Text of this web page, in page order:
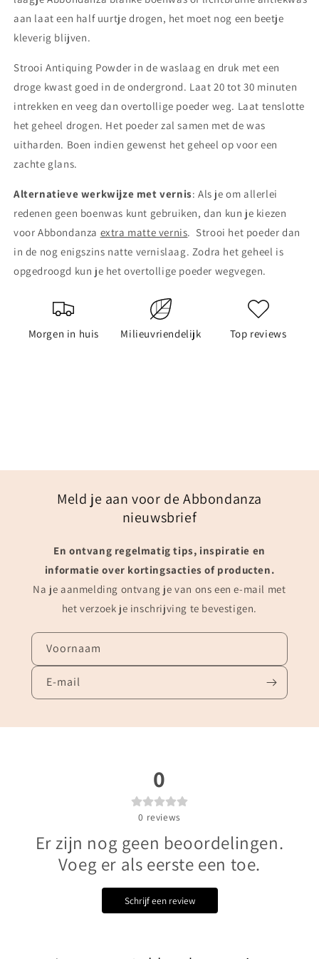
aan laat een half uurtje drogen, het moet nog een beetje
kleverig blijven.
Strooi Antiquing Powder in de waslaag en druk met een
droge kwast goed in de ondergrond. Laat 20 tot 30 minuten
intrekken en veeg dan overtollige poeder weg. Laat tenslotte
het geheel drogen. Het poeder zal samen met de was
uitharden. Boen indien gewenst het geheel op voor een
zachte glans.
Alternatieve werkwijze met vernis: Als je om allerlei
redenen geen boenwas kunt gebruiken, dan kun je kiezen
voor Abbondanza extra matte vernis. Strooi het poeder dan
in de nog enigszins natte vernislaag. Zodra het geheel is
opgedroogd kun je het overtollige poeder wegvegen.
Morgen in huis Milieuvriendelijk Top reviews
Meld je aan voor de Abbondanza
nieuwsbrief
En ontvang regelmatig tips, inspiratie en
informatie over kortingsacties of producten.
Na je aanmelding ontvang je van ons een e-mail met
het verzoek je inschrijving te bevestigen.
Voornaam
E‑mail
0
0 reviews
Er zijn nog geen beoordelingen.
Voeg er als eerste een toe.
Schrijf een review